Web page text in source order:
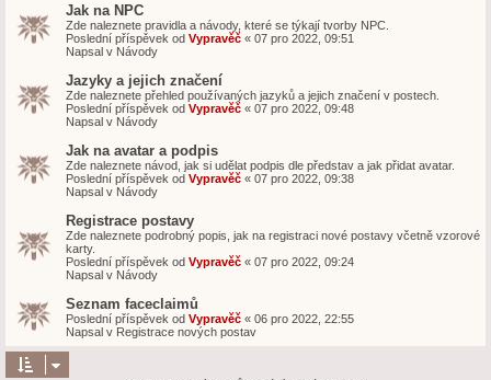
Jak na NPC
Zde naleznete pravidla a návody, které se týkají tvorby NPC.
Poslední příspěvek od Vypravěč « 07 pro 2022, 09:51
Napsal v Návody
Jazyky a jejich značení
Zde naleznete přehled používaných jazyků a jejich značení v postech.
Poslední příspěvek od Vypravěč « 07 pro 2022, 09:48
Napsal v Návody
Jak na avatar a podpis
Zde naleznete návod, jak si udělat podpis dle představ a jak přidat avatar.
Poslední příspěvek od Vypravěč « 07 pro 2022, 09:38
Napsal v Návody
Registrace postavy
Zde naleznete podrobný popis, jak na registraci nové postavy včetně vzorové
karty.
Poslední příspěvek od Vypravěč « 07 pro 2022, 09:24
Napsal v Návody
Seznam faceclaimů
Poslední příspěvek od Vypravěč « 06 pro 2022, 22:55
Napsal v Registrace nových postav